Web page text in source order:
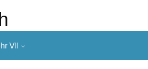
VII